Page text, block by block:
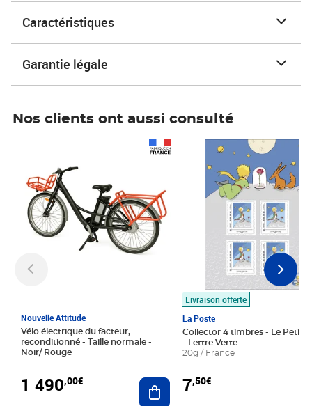
Caractéristiques
Garantie légale
Nos clients ont aussi consulté
Nouvelle Attitude
Vélo électrique du facteur,
reconditionné - Taille normale -
Noir/ Rouge
1 490,00€ Ajouter au panier
Livraison offerte
La Poste
Collector 4 timbres - Le Petit
- Lettre Verte
20g / France
7,50€
Prix 7,50€